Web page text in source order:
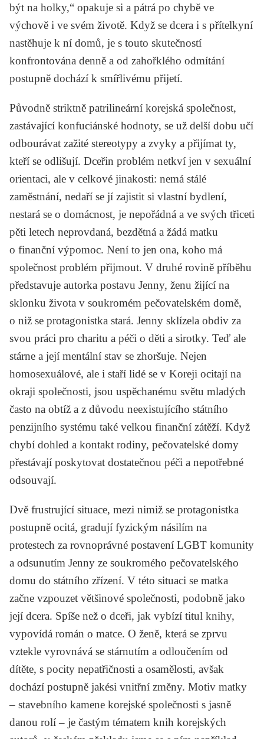
být na holky,“ opakuje si a pátrá po chybě ve
výchově i ve svém životě. Když se dcera i s přítelkyní
nastěhuje k ní domů, je s touto skutečností
konfrontována denně a od zahořklého odmítání
postupně dochází k smířlivému přijetí.
Původně striktně patrilineární korejská společnost,
zastávající konfuciánské hodnoty, se už delší dobu učí
odbourávat zažité stereotypy a zvyky a přijímat ty,
kteří se odlišují. Dceřin problém netkví jen v sexuální
orientaci, ale v celkové jinakosti: nemá stálé
zaměstnání, nedaří se jí zajistit si vlastní bydlení,
nestará se o domácnost, je nepořádná a ve svých třiceti
pěti letech neprovdaná, bezdětná a žádá matku
o finanční výpomoc. Není to jen ona, koho má
společnost problém přijmout. V druhé rovině příběhu
představuje autorka postavu Jenny, ženu žijící na
sklonku života v soukromém pečovatelském domě,
o niž se protagonistka stará. Jenny sklízela obdiv za
svou práci pro charitu a péči o děti a sirotky. Teď ale
stárne a její mentální stav se zhoršuje. Nejen
homosexuálové, ale i staří lidé se v Koreji ocitají na
okraji společnosti, jsou uspěchanému světu mladých
často na obtíž a z důvodu neexistujícího státního
penzijního systému také velkou finanční zátěží. Když
chybí dohled a kontakt rodiny, pečovatelské domy
přestávají poskytovat dostatečnou péči a nepotřebné
odsouvají.
Dvě frustrující situace, mezi nimiž se protagonistka
postupně ocitá, gradují fyzickým násilím na
protestech za rovnoprávné postavení LGBT komunity
a odsunutím Jenny ze soukromého pečovatelského
domu do státního zřízení. V této situaci se matka
začne vzpouzet většinové společnosti, podobně jako
její dcera. Spíše než o dceři, jak vybízí titul knihy,
vypovídá román o matce. O ženě, která se zprvu
vztekle vyrovnává se stárnutím a odloučením od
dítěte, s pocity nepatřičnosti a osamělosti, avšak
dochází postupně jakési vnitřní změny. Motiv matky
– stavebního kamene korejské společnosti s jasně
danou rolí – je častým tématem knih korejských